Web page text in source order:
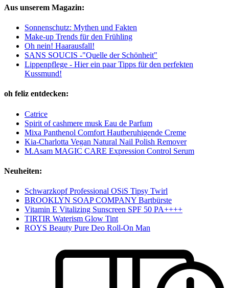
Aus unserem Magazin:
Sonnenschutz: Mythen und Fakten
Make-up Trends für den Frühling
Oh nein! Haarausfall!
SANS SOUCIS -"Quelle der Schönheit"
Lippenpflege - Hier ein paar Tipps für den perfekten
Kussmund!
oh feliz entdecken:
Catrice
Spirit of cashmere musk Eau de Parfum
Mixa Panthenol Comfort Hautberuhigende Creme
Kia-Charlotta Vegan Natural Nail Polish Remover
M.Asam MAGIC CARE Expression Control Serum
Neuheiten:
Schwarzkopf Professional OSiS Tipsy Twirl
BROOKLYN SOAP COMPANY Bartbürste
Vitamin E Vitalizing Sunscreen SPF 50 PA++++
TIRTIR Waterism Glow Tint
ROYS Beauty Pure Deo Roll-On Man